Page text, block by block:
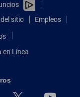
sitio Empleos
en Línea